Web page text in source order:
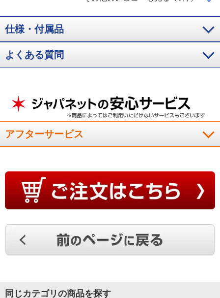
えそうです。収納もコンパクトにできて良いですね。
急に暑くなったので購入して使用しています。軽くて夏前の季
節にはこれ一枚で快適です。昨晩は気温が下がったのに温かく
（栃木県60代O.K様）
一年中使えて嬉しい
リピ－ト買いしました。家族全員で長く使っております。軽く
仕様・付属品
よくある質問
アフターサービス
同じカテゴリの商品を探す